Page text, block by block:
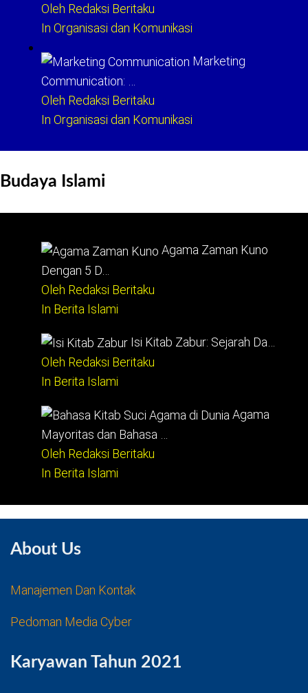
Oleh Redaksi Beritaku
In Organisasi dan Komunikasi
Marketing
Communication: …
Oleh Redaksi Beritaku
In Organisasi dan Komunikasi
Budaya Islami
Agama Zaman Kuno
Dengan 5 D…
Oleh Redaksi Beritaku
In Berita Islami
Isi Kitab Zabur: Sejarah Da…
Oleh Redaksi Beritaku
In Berita Islami
Agama
Mayoritas dan Bahasa …
Oleh Redaksi Beritaku
In Berita Islami
About Us
Manajemen Dan Kontak
Pedoman Media Cyber
Karyawan Tahun 2021